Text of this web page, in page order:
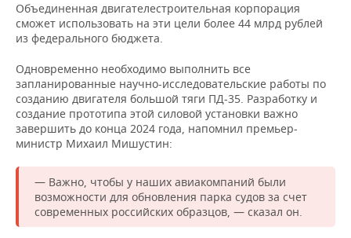
ХОККЕЙ С МЯЧОМ
ПРОИСШЕСТВИЯ
Объединенная двигателестроительная корпорация
сможет использовать на эти цели более 44 млрд рублей
из федерального бюджета.
Одновременно необходимо выполнить все
запланированные научно-исследовательские работы по
созданию двигателя большой тяги ПД-35. Разработку и
создание прототипа этой силовой установки важно
завершить до конца 2024 года, напомнил премьер-
министр Михаил Мишустин:
— Важно, чтобы у наших авиакомпаний были
возможности для обновления парка судов за счет
современных российских образцов, — сказал он.